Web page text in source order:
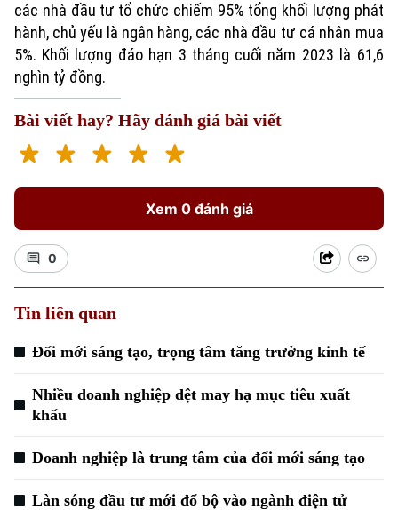
Xu hướng
các nhà đầu tư tổ chức chiếm 95% tổng khối lượng phát
hành, chủ yếu l à ngân hàng, các nhà đầu tư cá nhân mua
5%. Khối lượng đáo hạn 3 tháng cuối năm 2023 l à 61,6
nghìn tỷ đồng.
Bài viết hay? Hãy đánh giá bài viết
Xem 0 đánh giá
0
Tin liên quan
Đổi mới sáng tạo, trọng tâm tăng trưởng kinh tế
Nhiều doanh nghiệp dệt may hạ mục tiêu xuất
khẩu
Doanh nghiệp là trung tâm của đổi mới sáng tạo
Làn sóng đầu tư mới đổ bộ vào ngành điện tử